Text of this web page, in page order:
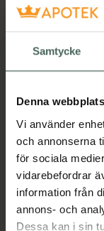
Samtycke
Denna
Vi använder
och annonserna
för sociala
vidarebefordrar
information från
annons- och
Dessa kan i sin
Beskrivning
Upplev lyxig
Denna